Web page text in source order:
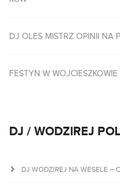
DJ OLES MISTRZ OPINII NA
FESTYN W
DJ / WODZIREJ
DJ WODZIREJ NA WESELE –